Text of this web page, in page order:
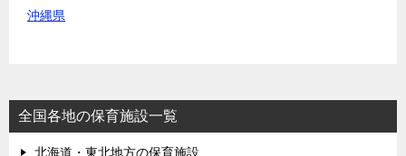
沖縄県
全国各地の保育施設一覧
北海道・東北地方の保育施設